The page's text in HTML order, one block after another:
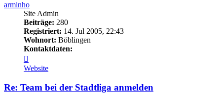
arminho
Site Admin
Beiträge: 280
Registriert: 14. Jul 2005, 22:43
Wohnort: Böblingen
Kontaktdaten:
von
arminho
Website
Re: Team bei der Stadtliga anmelden